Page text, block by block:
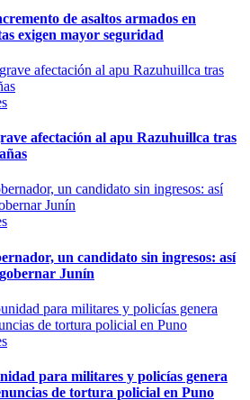
de asaltos armados en
exigen mayor seguridad
afectación al apu Razuhuillca tras
un candidato sin ingresos: así
Junín
para militares y policías genera
de tortura policial en Puno